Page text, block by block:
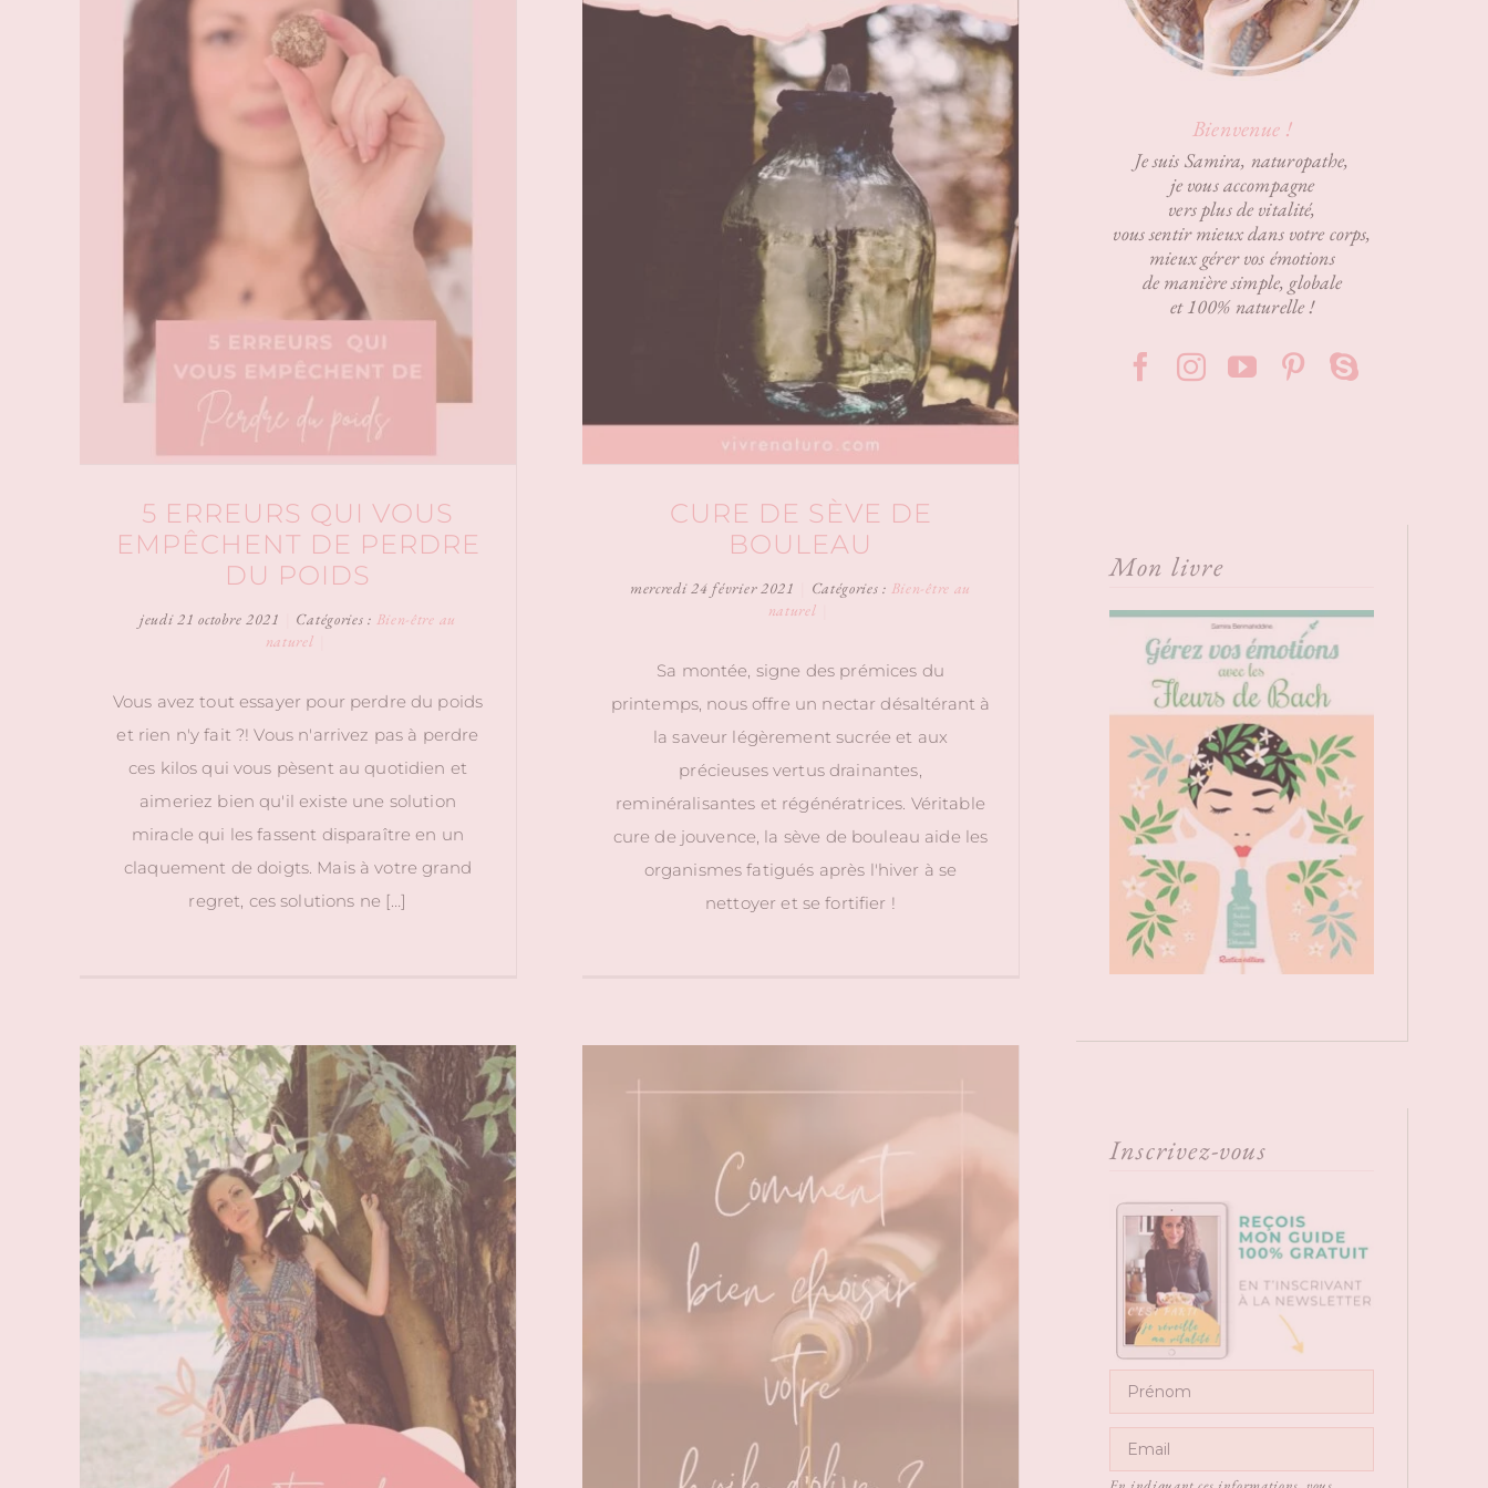
5 ERREURS QUI VOUS
EMPÊCHENT DE PERDRE
DU POIDS
jeudi 21 octobre 2021 Catégories : Bien-être au
naturel
Vous avez tout essayer pour perdre du poids
et rien n'y fait ?! Vous n'arrivez pas à perdre
ces kilos qui vous pèsent au quotidien et
aimeriez bien qu'il existe une solution
miracle qui les fassent disparaître en un
claquement de doigts. Mais à votre grand
regret, ces solutions ne […]
CURE DE SÈVE DE
BOULEAU
mercredi 24 février 2021 Catégories : Bien-être au
naturel
Sa montée, signe des prémices du
printemps, nous offre un nectar désaltérant à
la saveur légèrement sucrée et aux
précieuses vertus drainantes,
reminéralisantes et régénératrices. Véritable
cure de jouvence, la sève de bouleau aide les
organismes fatigués après l'hiver à se
nettoyer et se fortifier !
Bienvenue !
Je suis Samira, naturopathe,
je vous accompagne
vers plus de vitalité,
vous sentir mieux dans votre corps,
mieux gérer vos émotions
de manière simple, globale
et 100% naturelle !
Mon livre
Inscrivez-vous